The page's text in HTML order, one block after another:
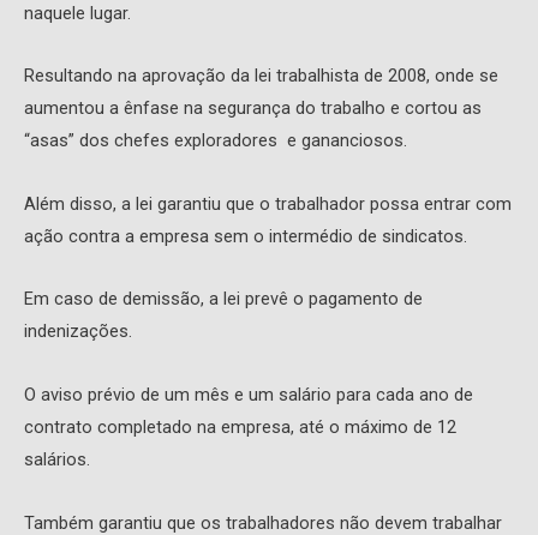
naquele lugar.
Resultando na aprovação da lei trabalhista de 2008, onde se
aumentou a ênfase na segurança do trabalho e cortou as
“asas” dos chefes exploradores e gananciosos.
Além disso, a lei garantiu que o trabalhador possa entrar com
ação contra a empresa sem o intermédio de sindicatos.
Em caso de demissão, a lei prevê o pagamento de
indenizações.
O aviso prévio de um mês e um salário para cada ano de
contrato completado na empresa, até o máximo de 12
salários.
Também garantiu que os trabalhadores não devem trabalhar